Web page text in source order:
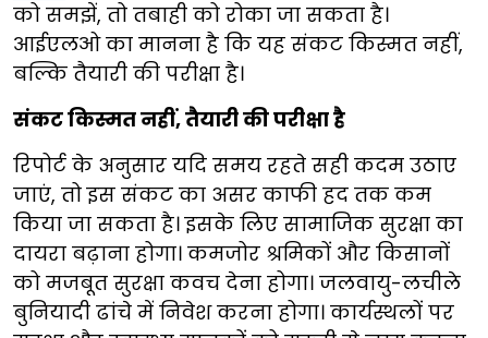
को समझें, तो तबाही को रोका जा सकता है।
आईएलओ का मानना है कि यह संकट किस्मत नहीं,
बल्कि तैयारी की परीक्षा है।
संकट किस्मत नहीं, तैयारी की परीक्षा है
रिपोर्ट के अनुसार यदि समय रहते सही कदम उठाए
जाएं, तो इस संकट का असर काफी हद तक कम
किया जा सकता है। इसके लिए सामाजिक सुरक्षा का
दायरा बढ़ाना होगा। कमजोर श्रमिकों और किसानों
को मजबूत सुरक्षा कवच देना होगा। जलवायु-लचीले
बुनियादी ढांचे में निवेश करना होगा। कार्यस्थलों पर